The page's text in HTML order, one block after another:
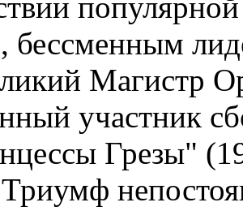
бессменным
Магистр
участник
Грезы"